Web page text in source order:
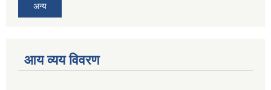
अन्य
आय व्यय विवरण